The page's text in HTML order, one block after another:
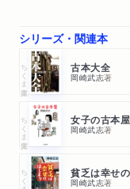
シリーズ・関連本
ちくま文庫 古本大全
岡崎武志著
ちくま文庫 女子の古本屋
岡崎武志著
ちくま文庫 貧乏は幸せ
岡崎武志著